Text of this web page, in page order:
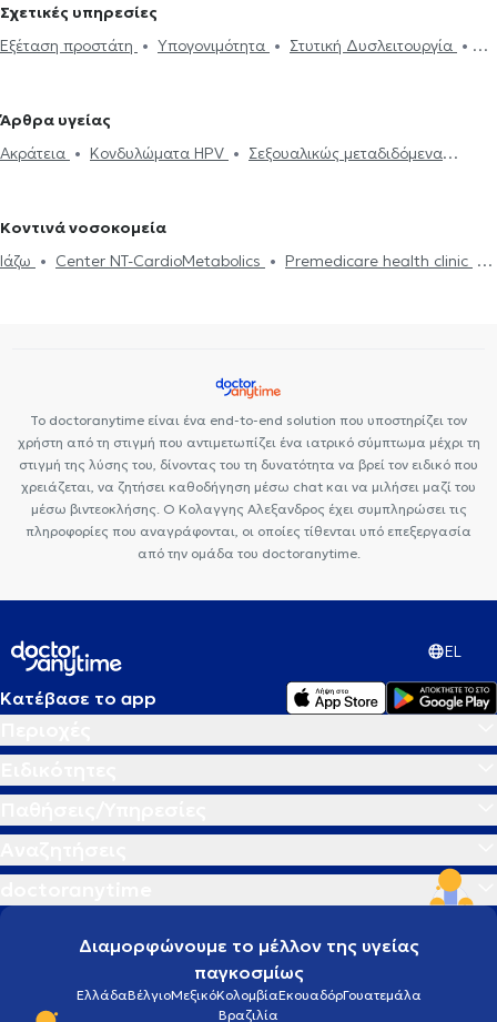
Κολωνάκι
Ουρολόγοι - Ανδρολόγοι στην Πλατεία Μαβίλη
Ουρολόγοι - Ανδρολόγοι στο Περιστέρι
Ουρολόγοι - Ανδρολόγοι
Ανδρολόγοι στου Ζωγράφου
Ουρολόγοι - Ανδρολόγοι στη Νέα
Ουρολόγοι - Ανδρολόγοι στον Βύρωνα
στον Χολαργό
Ουρολόγοι - Ανδρολόγοι στη Νέα Ιωνία
Σχετικές υπηρεσίες
Εξέταση προστάτη
Υπογονιμότητα
Στυτική Δυσλειτουργία
έλεγχος
Υδροκήλη
προστάτη
Σπερμοδιάγραμμα
Πέτρα στα νεφρά
Άρθρα υγείας
Ακράτεια
Κονδυλώματα HPV
Σεξουαλικώς μεταδιδόμενα
Κοντινά νοσοκομεία
Ιάζω
Center NT-CardioMetabolics
Premedicare health clinic
Το doctoranytime είναι ένα end-to-end solution που υποστηρίζει τον
χρήστη από τη στιγμή που αντιμετωπίζει ένα ιατρικό σύμπτωμα μέχρι τη
στιγμή της λύσης του, δίνοντας του τη δυνατότητα να βρεί τον ειδικό που
χρειάζεται, να ζητήσει καθοδήγηση μέσω chat και να μιλήσει μαζί του
μέσω βιντεοκλήσης. Ο Κολαγγης Αλεξανδρος έχει συμπληρώσει τις
πληροφορίες που αναγράφονται, οι οποίες τίθενται υπό επεξεργασία
από την ομάδα του doctoranytime.
EL
Κατέβασε το app
Διαμορφώνουμε το μέλλον της υγείας
παγκοσμίως
ΕλλάδαΒέλγιοΜεξικόΚολομβίαΕκουαδόρΓουατεμάλα
Βραζιλία